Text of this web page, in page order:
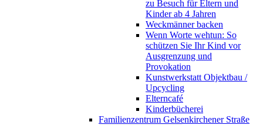
zu Besuch für Eltern und
Kinder ab 4 Jahren
Weckmänner backen
Wenn Worte wehtun: So
schützen Sie Ihr Kind vor
Ausgrenzung und
Provokation
Kunstwerkstatt Objektbau /
Upcycling
Elterncafé
Kinderbücherei
Familienzentrum Gelsenkirchener Straße